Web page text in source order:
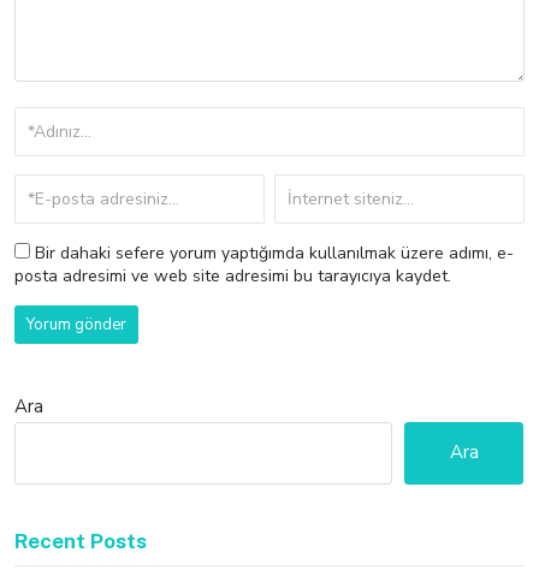
Bir dahaki sefere yorum yaptığımda kullanılmak üzere adımı, e-
posta adresimi ve web site adresimi bu tarayıcıya kaydet.
Ara
Ara
Recent Posts